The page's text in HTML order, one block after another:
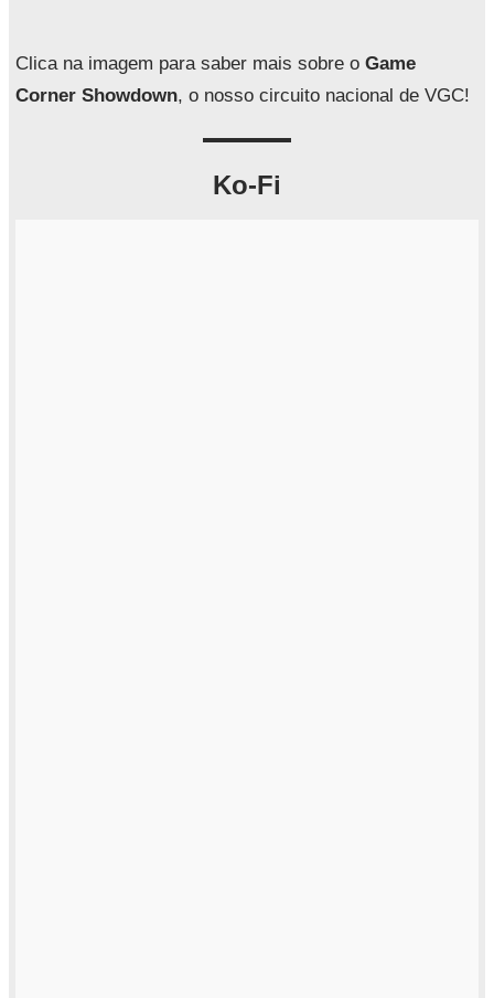
a
r
Clica na imagem para saber mais sobre o Game
Corner Showdown, o nosso circuito nacional de VGC!
Ko-Fi